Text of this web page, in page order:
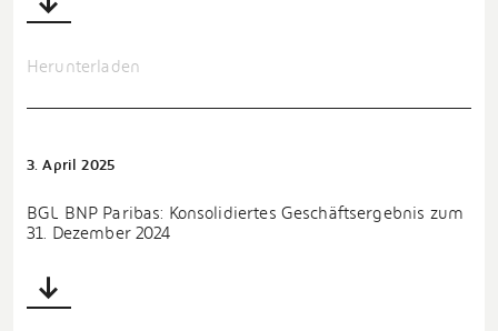
Herunterladen
3. April 2025
BGL BNP Paribas: Konsolidiertes Geschäftsergebnis zum
31. Dezember 2024